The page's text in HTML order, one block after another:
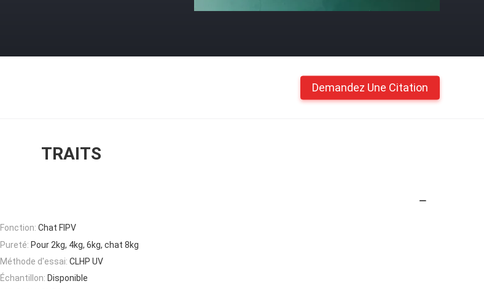
Demandez Une Citation
TRAITS
Fonction: Chat FIPV
Pureté: Pour 2kg, 4kg, 6kg, chat 8kg
Méthode d'essai: CLHP UV
Échantillon: Disponible